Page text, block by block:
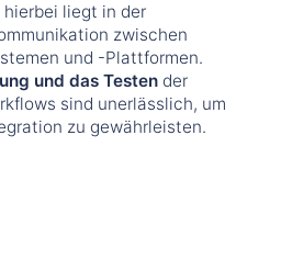
hierbei liegt in der
zwischen
und -Plattformen.
und das Testender
sind unerlässlich, um
zu gewährleisten.